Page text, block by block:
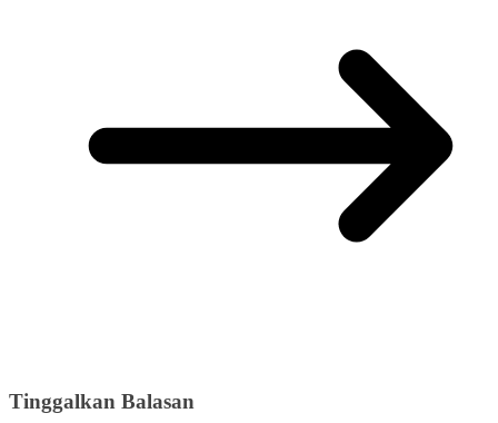
Tinggalkan Balasan